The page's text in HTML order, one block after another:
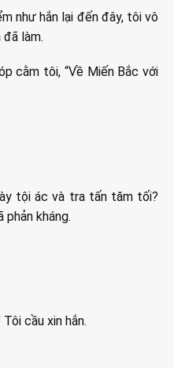
như hắn lại đến đây, tôi vô
đã làm.
cằm tôi, “Về Miến Bắc với
tội ác và tra tấn tăm tối?
kháng.
cầu xin hắn.